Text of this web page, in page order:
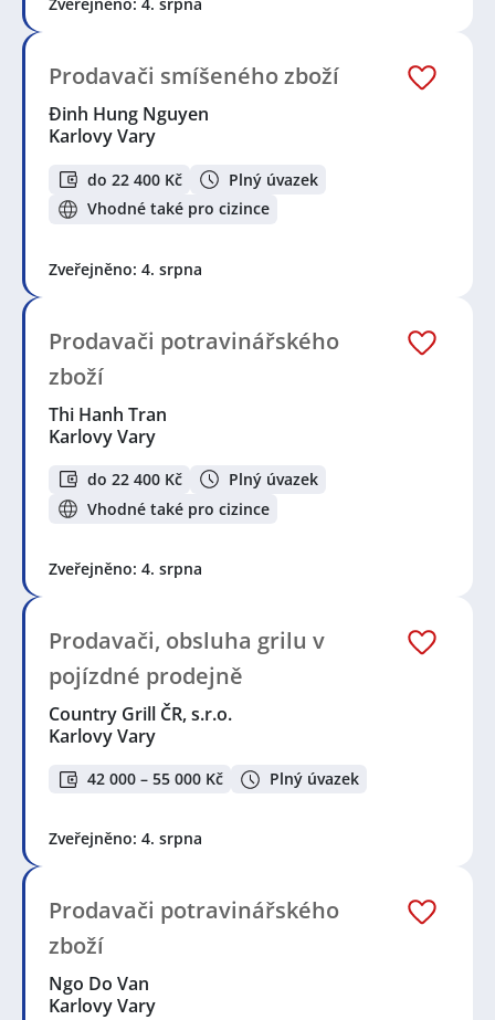
Zveřejněno: 4. srpna
Prodavači smíšeného zboží
Đinh Hung Nguyen
Karlovy Vary
do 22 400 Kč
Plný úvazek
Vhodné také pro cizince
Zveřejněno: 4. srpna
Prodavači potravinářského
zboží
Thi Hanh Tran
Karlovy Vary
do 22 400 Kč
Plný úvazek
Vhodné také pro cizince
Zveřejněno: 4. srpna
Prodavači, obsluha grilu v
pojízdné prodejně
Country Grill ČR, s.r.o.
Karlovy Vary
42 000 – 55 000 Kč Plný úvazek
Zveřejněno: 4. srpna
Prodavači potravinářského
zboží
Ngo Do Van
Karlovy Vary